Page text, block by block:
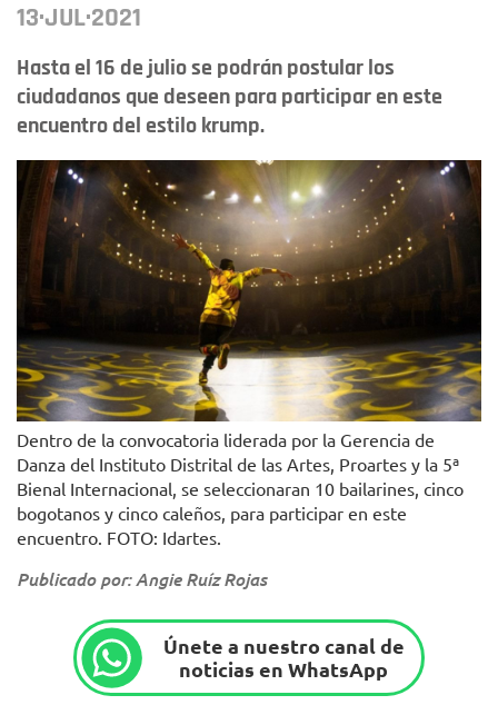
13·JUL·2021
Hasta el 16 de julio se podrán postular los
ciudadanos que deseen para participar en este
encuentro del estilo krump.
Dentro de la convocatoria liderada por la Gerencia de
Danza del Instituto Distrital de las Artes, Proartes y la 5ª
Bienal Internacional, se seleccionaran 10 bailarines, cinco
bogotanos y cinco caleños, para participar en este
encuentro. FOTO: Idartes.
Publicado por: Angie Ruíz Rojas
Únete a nuestro canal de
noticias en WhatsApp